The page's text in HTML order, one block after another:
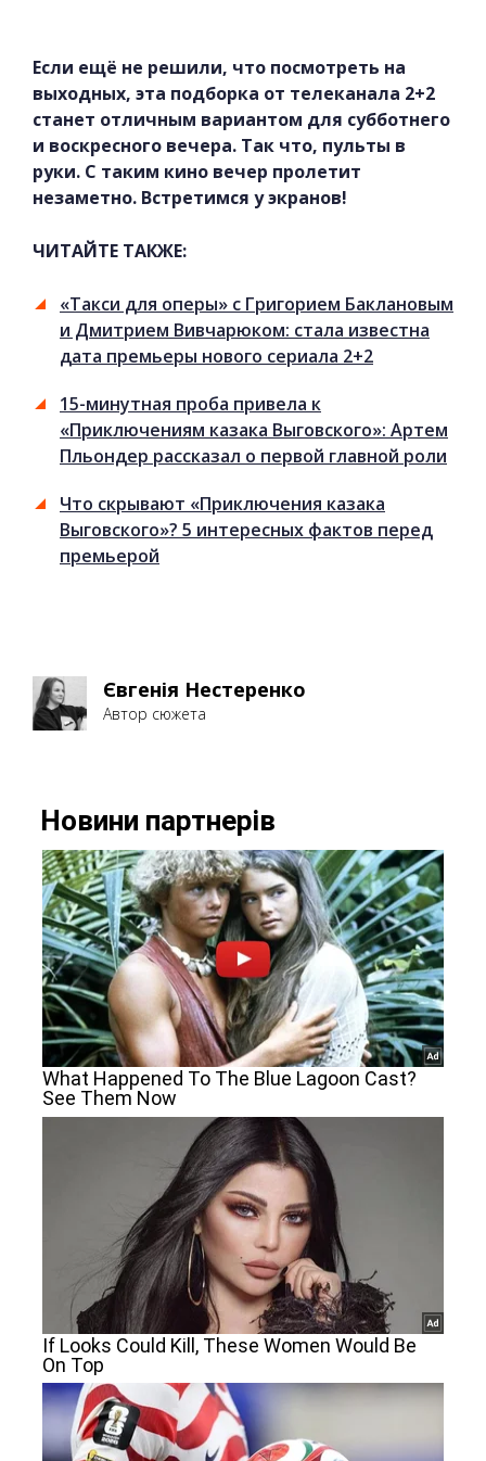
Если ещё не решили, что посмотреть на
выходных, эта подборка от телеканала 2+2
станет отличным вариантом для субботнего
и воскресного вечера. Так что, пульты в
руки. С таким кино вечер пролетит
незаметно. Встретимся у экранов!
ЧИТАЙТЕ ТАКЖЕ:
«Такси для оперы» с Григорием Баклановым
и Дмитрием Вивчарюком: стала известна
дата премьеры нового сериала 2+2
15-минутная проба привела к
«Приключениям казака Выговского»: Артем
Пльондер рассказал о первой главной роли
Что скрывают «Приключения казака
Выговского»? 5 интересных фактов перед
премьерой
Євгенія Нестеренко
Автор сюжета